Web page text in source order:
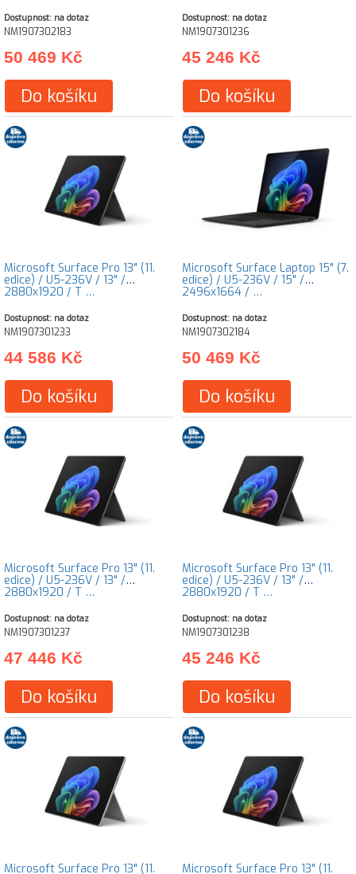
Dostupnost: na dotaz
NM1907302183
50 469 Kč
Do košíku
Dostupnost: na dotaz
NM1907301236
45 246 Kč
Do košíku
Microsoft Surface Pro 13" (11.
edice) / U5-236V / 13" /
2880x1920 / T …
Dostupnost: na dotaz
NM1907301233
44 586 Kč
Do košíku
Microsoft Surface Laptop 15" (7.
edice) / U5-236V / 15" /
2496x1664 / …
Dostupnost: na dotaz
NM1907302184
50 469 Kč
Do košíku
Microsoft Surface Pro 13" (11.
edice) / U5-236V / 13" /
2880x1920 / T …
Dostupnost: na dotaz
NM1907301237
47 446 Kč
Do košíku
Microsoft Surface Pro 13" (11.
edice) / U5-236V / 13" /
2880x1920 / T …
Dostupnost: na dotaz
NM1907301238
45 246 Kč
Do košíku
Microsoft Surface Pro 13" (11. Microsoft Surface Pro 13" (11.